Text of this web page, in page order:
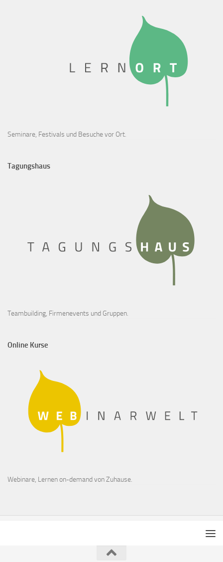
Seminare, Festivals und Besuche vor Ort.
Tagungshaus
Teambuilding, Firmenevents und Gruppen.
Online Kurse
Webinare, Lernen on-demand von Zuhause.